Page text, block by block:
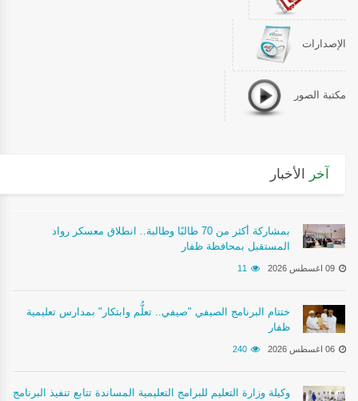
الإصدارات
مكتبة الصور
آخر الأخبار
بمشاركة أكثر من 70 طالبًا وطالبة.. انطلاق معسكر رواد
المستقبل بمحافظة ظفار
09 اغسطس 2026 11
ختتام البرنامج الصيفي "صيفي.. تعلُّم وابتكار" بمدارس تعليمية
ظفار
06 اغسطس 2026 240
وكيلة وزارة التعليم للبرامج التعليمية المساندة تتابع تنفيذ البرنامج